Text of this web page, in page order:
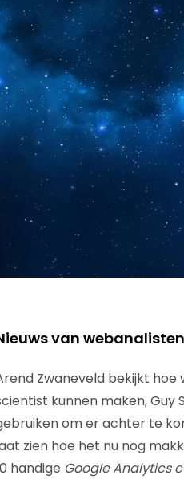
van
Zwaneveld bekijkt
kunnen maken,
om er achter te
zien hoe het nu nog
handige Google Analytics